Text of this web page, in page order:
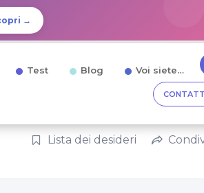
→
Test Blog Voi siete…
Lista dei desideri